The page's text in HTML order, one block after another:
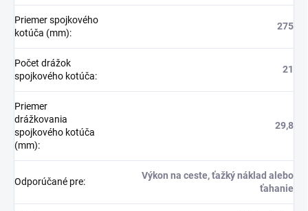
Priemer spojkového
kotúča (mm):
275
Počet drážok
spojkového kotúča:
21
Priemer
drážkovania
spojkového kotúča
(mm):
29,8
Odporúčané pre:
Výkon na ceste, ťažký náklad alebo
ťahanie